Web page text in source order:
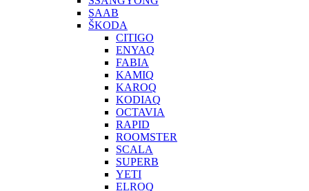
SAAB
ŠKODA
CITIGO
ENYAQ
FABIA
KAMIQ
KAROQ
KODIAQ
OCTAVIA
RAPID
ROOMSTER
SCALA
SUPERB
YETI
ELROQ